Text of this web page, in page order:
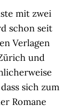
mit zwei
schon seit
Verlagen
und
sich zum
Romane